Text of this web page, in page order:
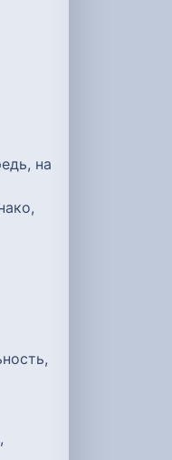
на